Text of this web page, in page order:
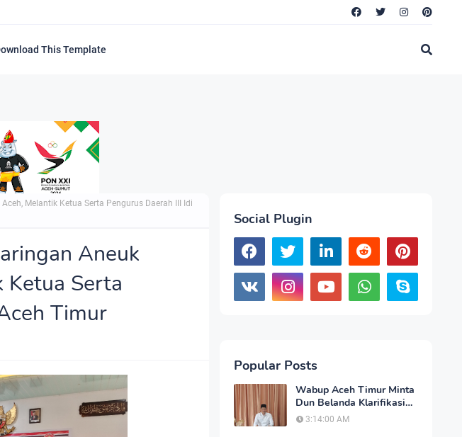
This Template
Melantik Ketua Serta Pengurus Daerah III Idi
Aneuk
Ketua Serta
Timur
Social Plugin
Popular Posts
Wabup Aceh Timur Minta
Dun Belanda Klarifikasi
Dalam 2x24 Jam, Jika
3:14:00 AM